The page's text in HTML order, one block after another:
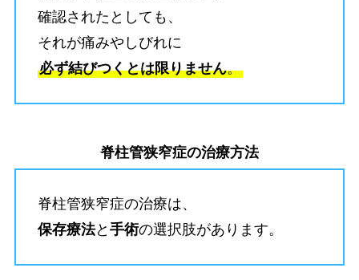
確認されたとしても、
それが痛みやしびれに
必ず結びつくとは限りません。
脊柱管狭窄症の治療方法
脊柱管狭窄症の治療は、
保存療法と 手術の選択肢があります。